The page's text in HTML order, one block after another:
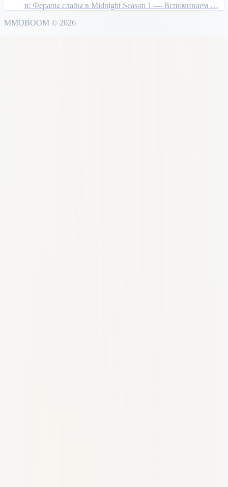
в: Фералы слабы в Midnight Season 1 — Вспоминаем …
MMOBOOM © 2026